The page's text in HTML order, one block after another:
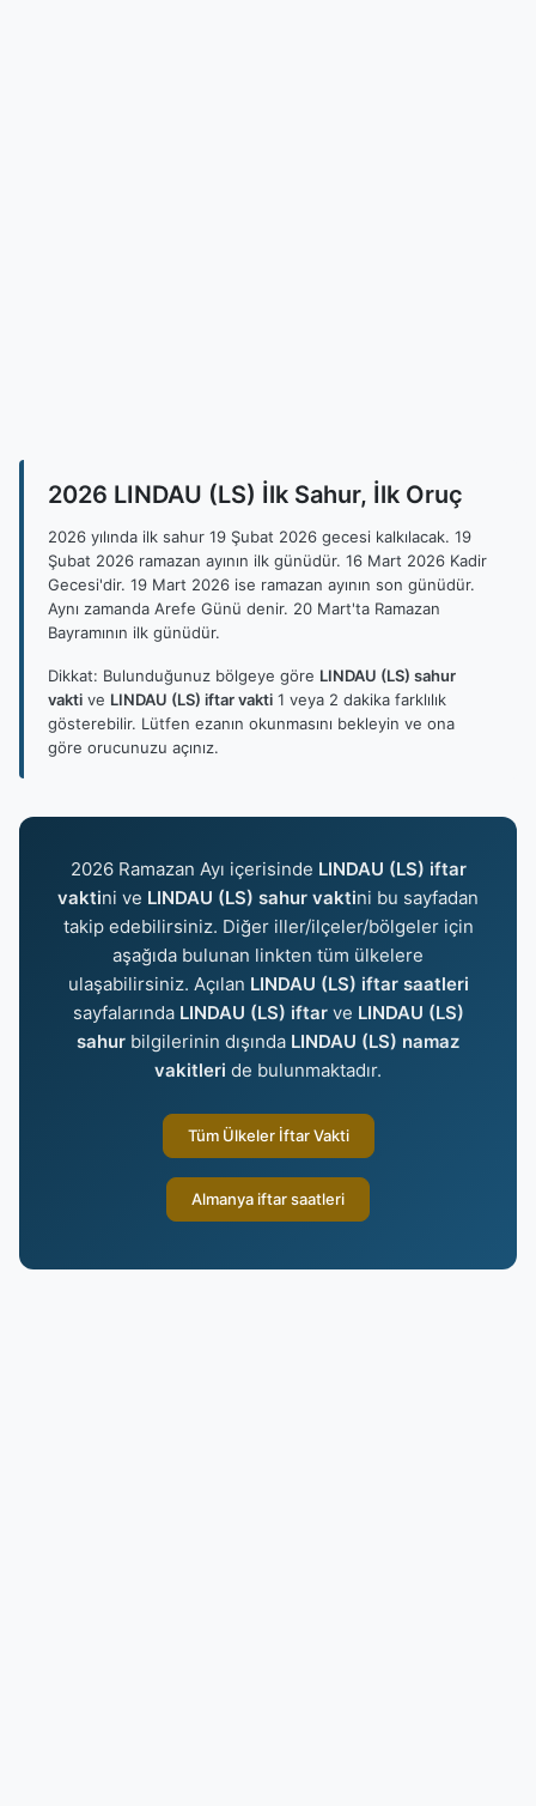
2026 LINDAU (LS) İlk Sahur, İlk Oruç
2026 yılında ilk sahur 19 Şubat 2026 gecesi kalkılacak. 19
Şubat 2026 ramazan ayının ilk günüdür. 16 Mart 2026 Kadir
Gecesi'dir. 19 Mart 2026 ise ramazan ayının son günüdür.
Aynı zamanda Arefe Günü denir. 20 Mart'ta Ramazan
Bayramının ilk günüdür.
Dikkat: Bulunduğunuz bölgeye göre LINDAU (LS) sahur
vakti ve LINDAU (LS) iftar vakti 1 veya 2 dakika farklılık
gösterebilir. Lütfen ezanın okunmasını bekleyin ve ona
göre orucunuzu açınız.
2026 Ramazan Ayı içerisinde LINDAU (LS) iftar
vaktini ve LINDAU (LS) sahur vaktini bu sayfadan
takip edebilirsiniz. Diğer iller/ilçeler/bölgeler için
aşağıda bulunan linkten tüm ülkelere
ulaşabilirsiniz. Açılan LINDAU (LS) iftar saatleri
sayfalarında LINDAU (LS) iftarve LINDAU (LS)
sahur bilgilerinin dışında LINDAU (LS) namaz
vakitleri de bulunmaktadır.
Tüm Ülkeler İftar Vakti
Almanya iftar saatleri